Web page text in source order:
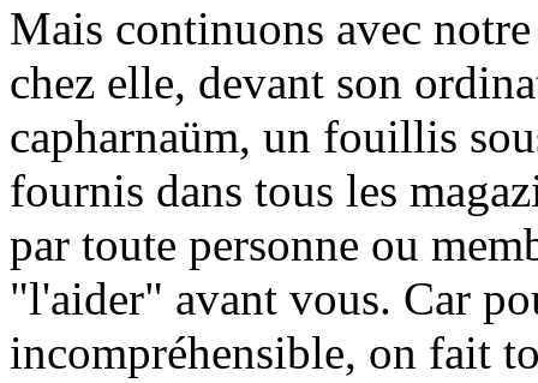
Mais continuons avec
chez elle, devant son
capharnaüm, un fouillis
fournis dans tous les
par toute personne ou
"l'aider" avant vous. Car
incompréhensible, on fait